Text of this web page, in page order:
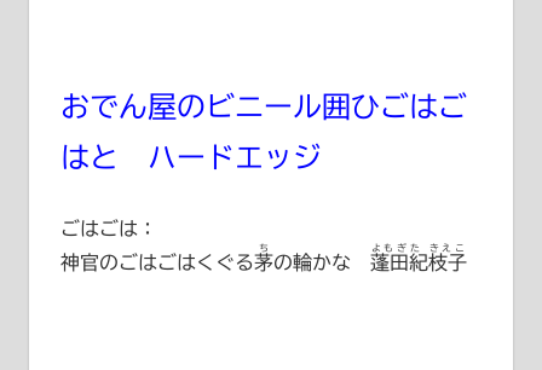
おでん屋のビニール囲ひごはご
はと ハードエッジ
ごはごは：
神官のごはごはくぐる茅
ち
の輪かな 蓬田紀枝子
よもぎた きえこ